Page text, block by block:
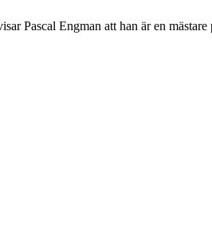
Pascal Engman att han är en